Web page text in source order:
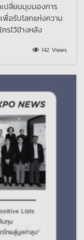
ปลี่ยนมุมมองการ
อรับโลกแห่งความ
รไว้ข้างหลัง
142 Views